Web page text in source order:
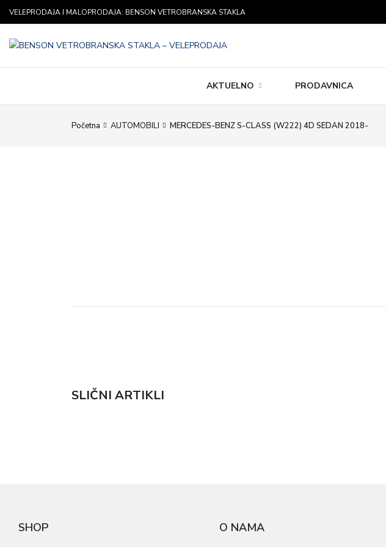
VELEPRODAJA I MALOPRODAJA: BENSON VETROBRANSKA STAKLA
AKTUELNO PRODAVNICA
Početna AUTOMOBILI MERCEDES-BENZ S-CLASS (W222) 4D SEDAN 2018-
SLIČNI ARTIKLI
SHOP O NAMA